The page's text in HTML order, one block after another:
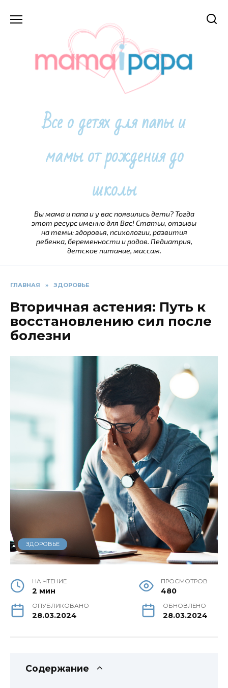
Все о детях для папы и
мамы от рождения до
школы
Вы мама и папа и у вас появились дети? Тогда
этот ресурс именно для Вас! Статьи, отзывы
на темы: здоровья, психологии, развития
ребенка, беременности и родов. Педиатрия,
детское питание, массаж.
ГЛАВНАЯ » ЗДОРОВЬЕ
Вторичная астения: Путь к
восстановлению сил после
болезни
ЗДОРОВЬЕ
НА ЧТЕНИЕ
2 мин
ПРОСМОТРОВ
480
ОПУБЛИКОВАНО
28.03.2024
ОБНОВЛЕНО
28.03.2024
Содержание